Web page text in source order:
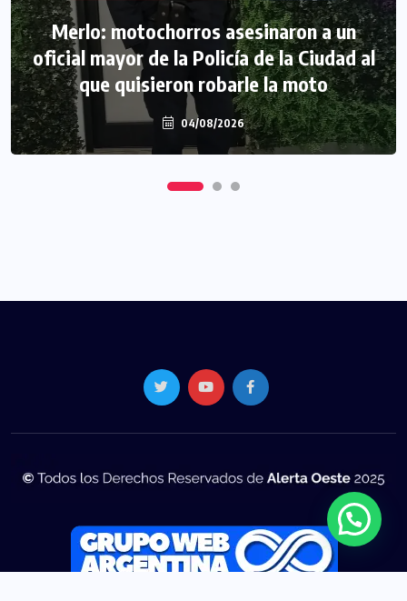
Merlo: motochorros asesinaron a un
oficial mayor de la Policía de la Ciudad al
que quisieron robarle la moto
04/08/2026
Morón: se negó a declarar la funcionaria
narco y seguirá detenida camino a
prisión preventiva
04/08/2026